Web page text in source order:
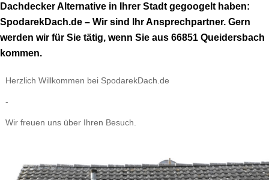
Dachdecker Alternative in Ihrer Stadt gegoogelt haben:
SpodarekDach.de – Wir sind Ihr Ansprechpartner. Gern
werden wir für Sie tätig, wenn Sie aus 66851 Queidersbach
kommen.
Herzlich Willkommen bei SpodarekDach.de
-
Wir freuen uns über Ihren Besuch.